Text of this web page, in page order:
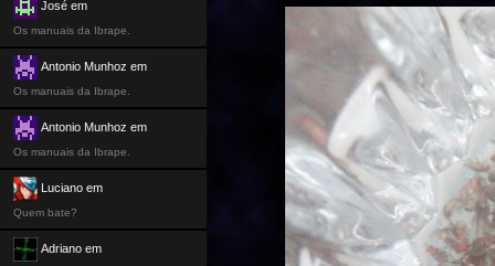
José em
Os manuais da Ibrape.
Antonio Munhoz em
Os manuais da Ibrape.
Antonio Munhoz em
Os manuais da Ibrape.
Luciano em
Quem bate?
Adriano em